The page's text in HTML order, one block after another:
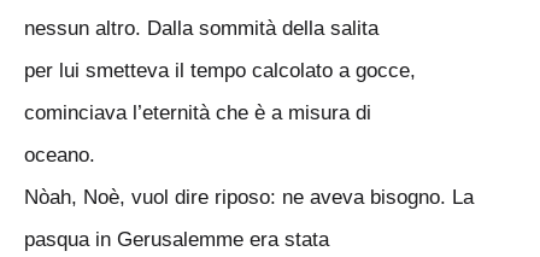
nessun altro. Dalla sommità della salita
per lui smetteva il tempo calcolato a gocce,
cominciava l’eternità che è a misura di
oceano.
Nòah, Noè, vuol dire riposo: ne aveva bisogno. La
pasqua in Gerusalemme era stata